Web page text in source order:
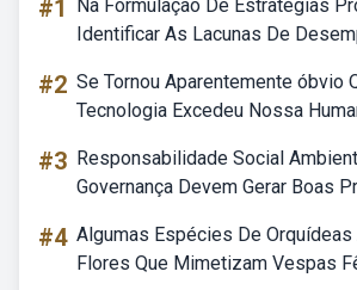
#1
Na Formulação De Estratégias
Identificar As Lacunas De
#2 Se Tornou Aparentemente óbvio
Tecnologia Excedeu Nossa
#3 Responsabilidade Social
Governança Devem Gerar Boas
#4 Algumas Espécies De
Flores Que Mimetizam Vespas